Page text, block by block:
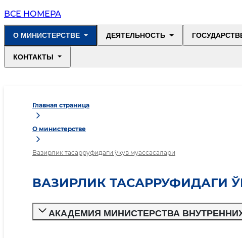
ВСЕ НОМЕРА
О МИНИСТЕРСТВЕ ДЕЯТЕЛЬНОСТЬ
КОНТАКТЫ
Главная страница
О министерстве
Вазирлик тасарруфидаги ўқув муассасалари
ВАЗИРЛИК ТАСАРРУФИДАГИ
АКАДЕМИЯ МИНИСТЕРСТВА